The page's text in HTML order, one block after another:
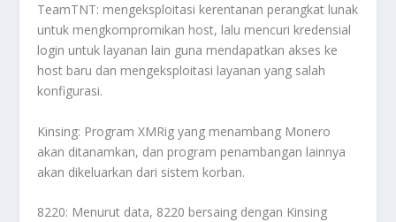
TeamTNT: mengeksploitasi kerentanan perangkat lunak
untuk mengkompromikan host, lalu mencuri kredensial
login untuk layanan lain guna mendapatkan akses ke
host baru dan mengeksploitasi layanan yang salah
konfigurasi.
Kinsing: Program XMRig yang menambang Monero
akan ditanamkan, dan program penambangan lainnya
akan dikeluarkan dari sistem korban.
8220: Menurut data, 8220 bersaing dengan Kinsing